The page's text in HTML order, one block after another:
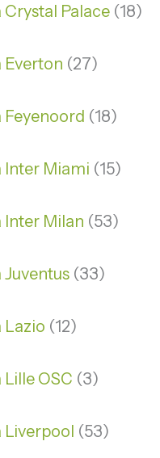
Crystal Palace 18
Everton 27
Feyenoord 18
Inter Miami 15
Inter Milan 53
Juventus 33
Lazio 12
Lille OSC 3
Liverpool 53